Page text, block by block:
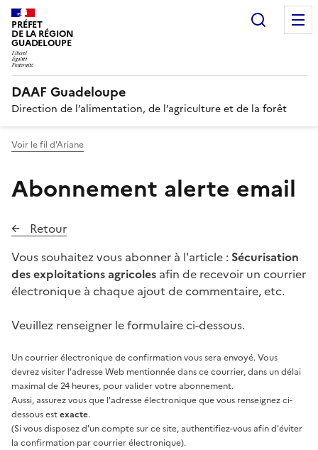
PRÉFET
DE LA RÉGION
GUADELOUPE
DAAF Guadeloupe
Direction de l’alimentation, de l’agriculture et de la forêt
Voir le fil d'Ariane
Abonnement alerte email
Retour
Vous souhaitez vous abonner à l'article : Sécurisation
des exploitations agricoles afin de recevoir un courrier
électronique à chaque ajout de commentaire, etc.
Veuillez renseigner le formulaire ci-dessous.
Un courrier électronique de confirmation vous sera envoyé. Vous
devrez visiter l'adresse Web mentionnée dans ce courrier, dans un délai
maximal de 24 heures, pour valider votre abonnement.
Aussi, assurez vous que l'adresse électronique que vous renseignez ci-
dessous estexacte.
(Si vous disposez d'un compte sur ce site, authentifiez-vous afin d'éviter
la confirmation par courrier électronique).